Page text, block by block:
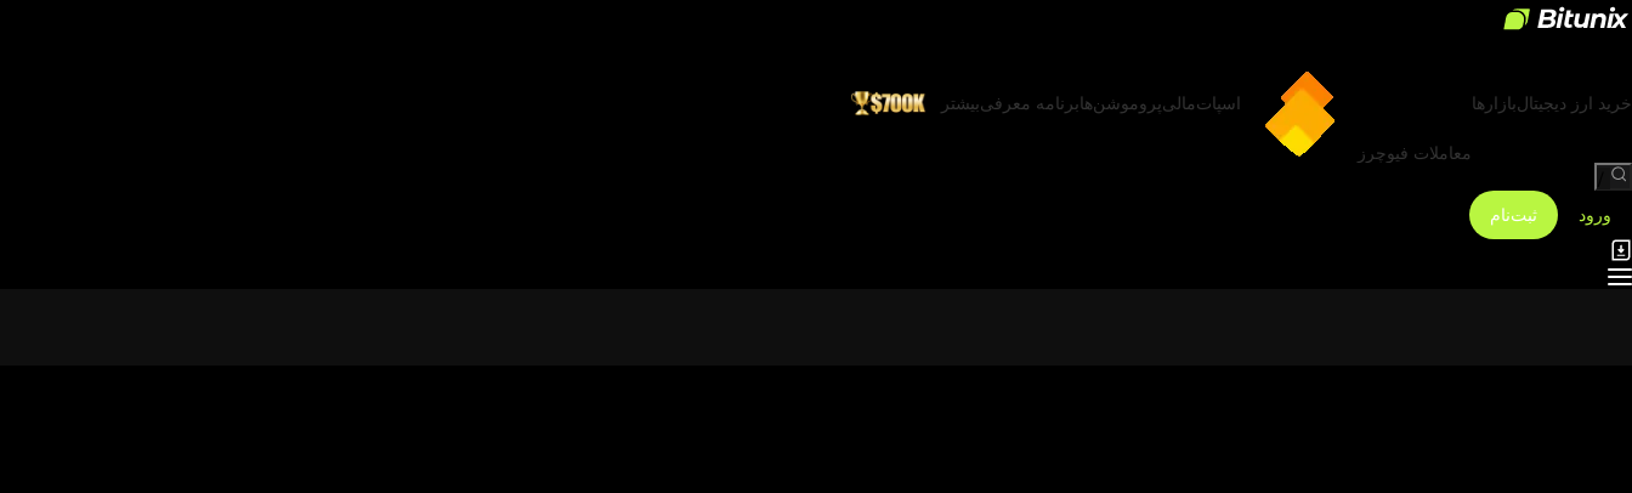
خرید ارز دیجیتالبازارها
معاملات فیوچرز
اسپاتمالیپروموشن‌هابرنامه معرفیبیشتر
ورود
ثبت‌نام